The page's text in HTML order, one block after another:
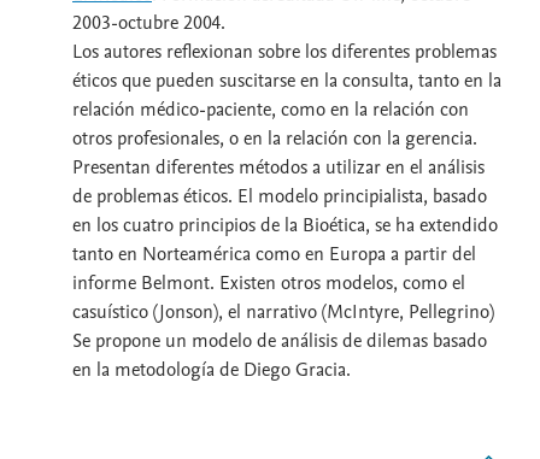
2003-octubre 2004.
Los autores reflexionan sobre los diferentes problemas
éticos que pueden suscitarse en la consulta, tanto en la
relación médico-paciente, como en la relación con
otros profesionales, o en la relación con la gerencia.
Presentan diferentes métodos a utilizar en el análisis
de problemas éticos. El modelo principialista, basado
en los cuatro principios de la Bioética, se ha extendido
tanto en Norteamérica como en Europa a partir del
informe Belmont. Existen otros modelos, como el
casuístico (Jonson), el narrativo (McIntyre, Pellegrino)
Se propone un modelo de análisis de dilemas basado
en la metodología de Diego Gracia.